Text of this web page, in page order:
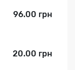
96.00 грн
20.00 грн